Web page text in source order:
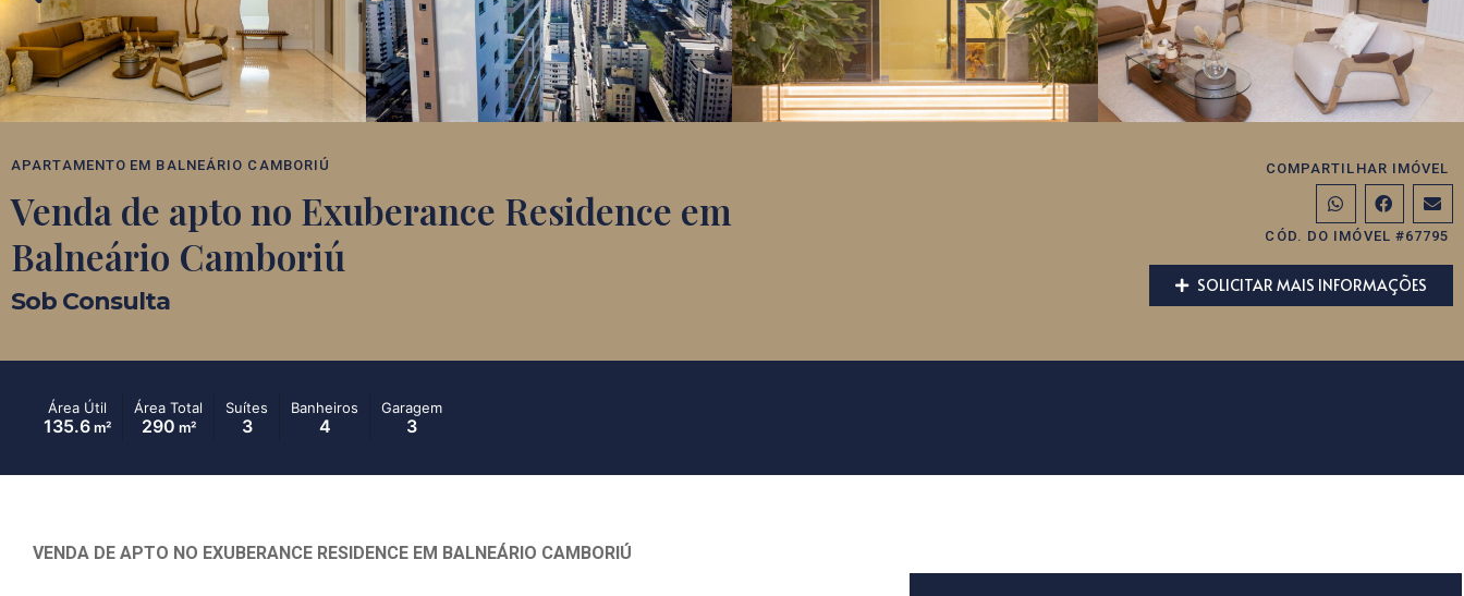
APARTAMENTO EM BALNEÁRIO CAMBORIÚ
Venda de apto no Exuberance Residence em
Balneário Camboriú
Sob Consulta
COMPARTILHAR IMÓVEL
CÓD. DO IMÓVEL #67795
SOLICITAR MAIS INFORMAÇÕES
Área Útil
135.6 m²
Área Total
290 m²
Suítes
3
Banheiros
4
Garagem
3
VENDA DE APTO NO EXUBERANCE RESIDENCE EM BALNEÁRIO CAMBORIÚ